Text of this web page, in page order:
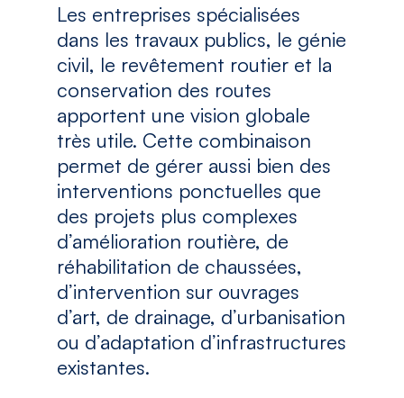
Les entreprises spécialisées
dans les travaux publics, le génie
civil, le revêtement routier et la
conservation des routes
apportent une vision globale
très utile. Cette combinaison
permet de gérer aussi bien des
interventions ponctuelles que
des projets plus complexes
d’amélioration routière, de
réhabilitation de chaussées,
d’intervention sur ouvrages
d’art, de drainage, d’urbanisation
ou d’adaptation d’infrastructures
existantes.